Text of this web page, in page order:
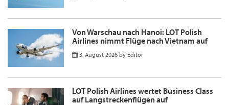
Von Warschau nach Hanoi: LOT Polish
Airlines nimmt Flüge nach Vietnam auf
3. August 2026 by Editor
LOT Polish Airlines wertet Business Class
auf Langstreckenflügen auf